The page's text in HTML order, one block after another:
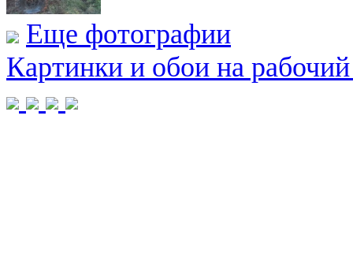
Еще фотографии
Картинки и обои на